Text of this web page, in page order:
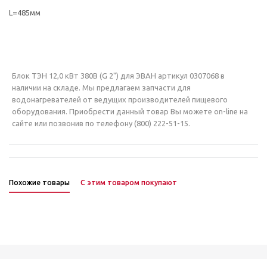
L=485мм
Блок ТЭН 12,0 кВт 380В (G 2") для ЭВАН артикул 0307068 в
наличии на складе. Мы предлагаем запчасти для
водонагревателей от ведущих производителей пищевого
оборудования. Приобрести данный товар Вы можете on-line на
сайте или позвонив по телефону (800) 222-51-15.
Похожие товары С этим товаром покупают